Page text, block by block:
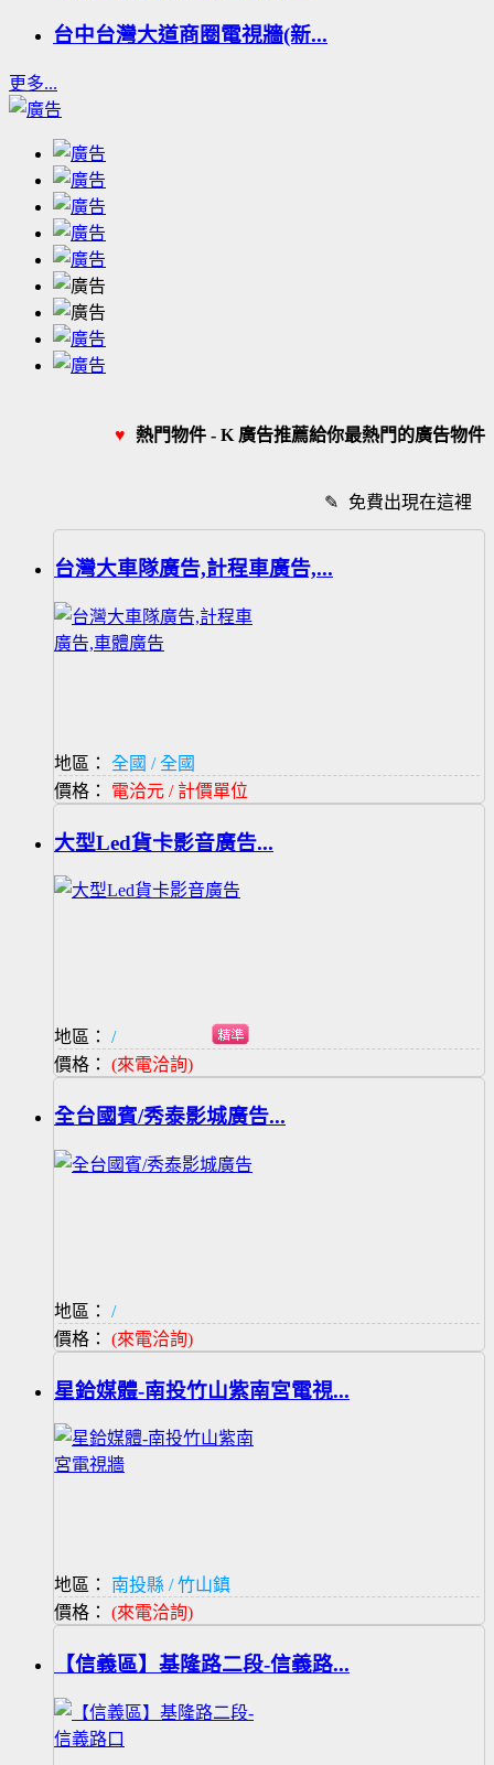
台中台灣大道商圈電視牆(新...
更多...
♥ 熱門物件 - K 廣告推薦給你最熱門的廣告物件
✎ 免費出現在這裡
台灣大車隊廣告,計程車廣告,...
地區：
全國 / 全國
價格： 電洽元 / 計價單位
大型Led貨卡影音廣告...
地區：
/
價格： (來電洽詢)
全台國賓/秀泰影城廣告...
地區：
/
價格： (來電洽詢)
星鉿媒體-南投竹山紫南宮電視...
地區：
南投縣 / 竹山鎮
價格： (來電洽詢)
【信義區】基隆路二段-信義路...